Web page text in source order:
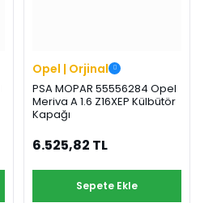
Opel | Orjinal
PSA MOPAR 55556284 Opel
Meriva A 1.6 Z16XEP Külbütör
Kapağı
6.525,82 TL
Sepete Ekle